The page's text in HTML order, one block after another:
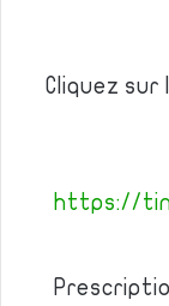
Cliquez
https://